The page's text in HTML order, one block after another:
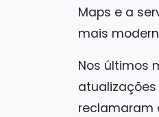
Maps e a
mais
Nos últimos
atualizações
reclamaram